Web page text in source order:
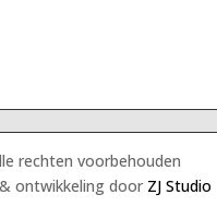
rechten voorbehouden
ontwikkeling door ZJ Studio